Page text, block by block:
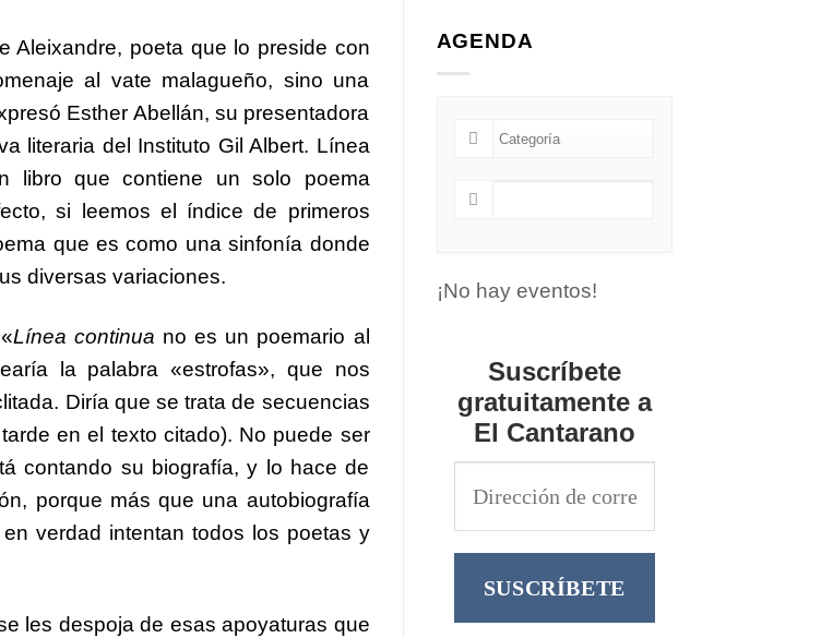
Aleixandre, poeta que lo preside con
al vate malagueño, sino una
Esther Abellán, su presentadora
literaria del Instituto Gil Albert. Línea
libro que contiene un solo poema
si leemos el índice de primeros
que es como una sinfonía donde
diversas variaciones.
Línea continua no es un poemario al
la palabra «estrofas», que nos
Diría que se trata de secuencias
en el texto citado). No puede ser
contando su biografía, y lo hace de
porque más que una autobiografía
verdad intentan todos los poetas y
les despoja de esas apoyaturas que
AGENDA
¡No hay eventos!
Suscríbete
gratuitamente a
El Cantarano